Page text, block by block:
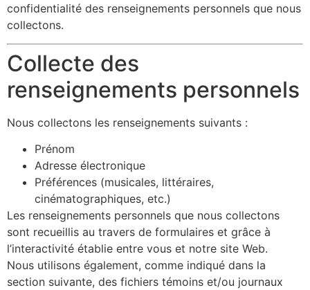
confidentialité des renseignements personnels que nous
collectons.
Collecte des
renseignements personnels
Nous collectons les renseignements suivants :
Prénom
Adresse électronique
Préférences (musicales, littéraires,
cinématographiques, etc.)
Les renseignements personnels que nous collectons
sont recueillis au travers de formulaires et grâce à
l’interactivité établie entre vous et notre site Web.
Nous utilisons également, comme indiqué dans la
section suivante, des fichiers témoins et/ou journaux